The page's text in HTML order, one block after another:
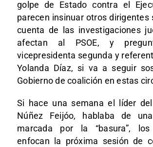
golpe de Estado contra el
parecen insinuar otros dirigentes
cuenta de las investigaciones
afectan al PSOE, y
vicepresidenta segunda y
Yolanda Díaz, si va a seguir
Gobierno de coalición en estas
Si hace una semana el líder
Núñez Feijóo, hablaba de
marcada por la “basura”, los
enfocan la próxima sesión de